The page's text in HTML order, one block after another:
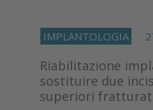
IMPLANTOLOGIA
Riabilitazione
sostituire due
superiori